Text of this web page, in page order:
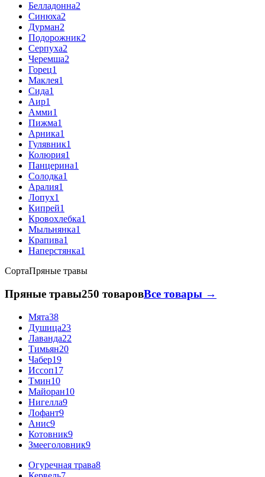
Белладонна2
Синюха2
Дурман2
Подорожник2
Серпуха2
Черемша2
Горец1
Маклея1
Сида1
Аир1
Амми1
Пижма1
Арника1
Гулявник1
Колюрия1
Панцерина1
Солодка1
Аралия1
Лопух1
Кипрей1
Кровохлебка1
Мыльнянка1
Крапива1
Наперстянка1
СортаПряные травы
Пряные травы250 товаровВсе товары →
Мята38
Душица23
Лаванда22
Тимьян20
Чабер19
Иссоп17
Тмин10
Майоран10
Нигелла9
Лофант9
Анис9
Котовник9
Змееголовник9
Огуречная трава8